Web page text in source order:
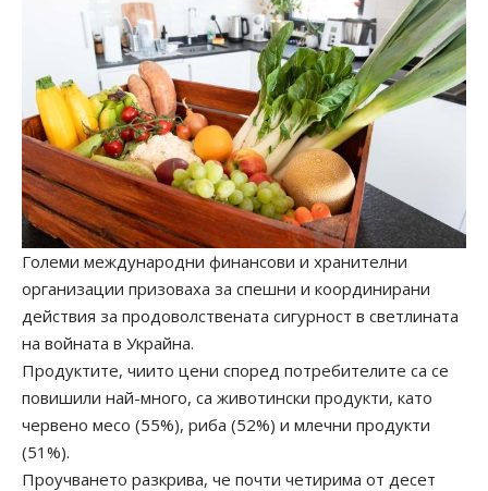
Големи международни финансови и хранителни
организации призоваха за спешни и координирани
действия за продоволствената сигурност в светлината
на войната в Украйна.
Продуктите, чиито цени според потребителите са се
повишили най-много, са животински продукти, като
червено месо (55%), риба (52%) и млечни продукти
(51%).
Проучването разкрива, че почти четирима от десет